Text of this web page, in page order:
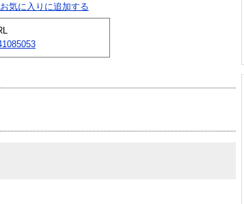
お気に入りに追加する